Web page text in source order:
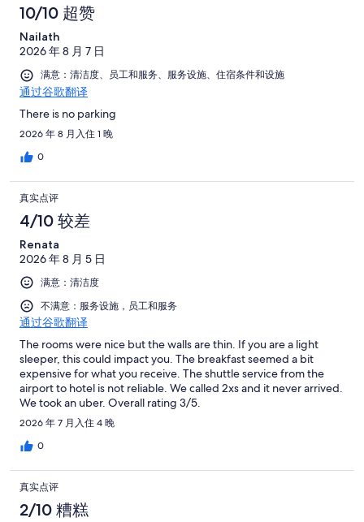
10/10 超赞
Nailath
2026 年 8 月 7 日
满意：清洁度、员工和服务、服务设施、住宿条件和设施
通过谷歌翻译
There is no parking
2026 年 8 月入住 1 晚
0
真实点评
4/10 较差
Renata
2026 年 8 月 5 日
满意：清洁度
不满意：服务设施，员工和服务
通过谷歌翻译
The rooms were nice but the walls are thin. If you are a light
sleeper, this could impact you. The breakfast seemed a bit
expensive for what you receive. The shuttle service from the
airport to hotel is not reliable. We called 2xs and it never arrived.
We took an uber. Overall rating 3/5.
2026 年 7 月入住 4 晚
0
真实点评
2/10 糟糕